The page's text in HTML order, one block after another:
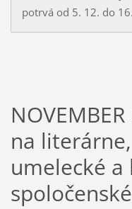
potrvá od 5. 12. do
na
umelecké